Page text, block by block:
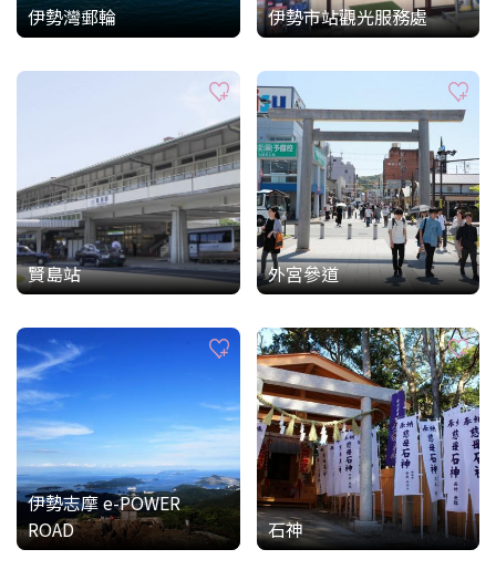
伊勢灣郵輪 伊勢市站觀光服務處
賢島站 外宮參道
伊勢志摩 e-POWER
ROAD
石神